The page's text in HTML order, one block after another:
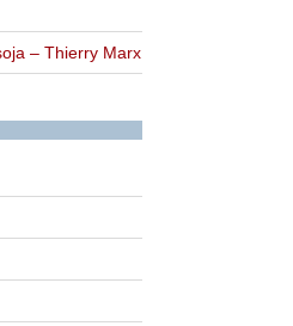
– Thierry Marx